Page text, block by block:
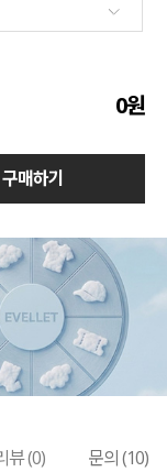
0원
구매하기
뷰 (0) 문의 (10)